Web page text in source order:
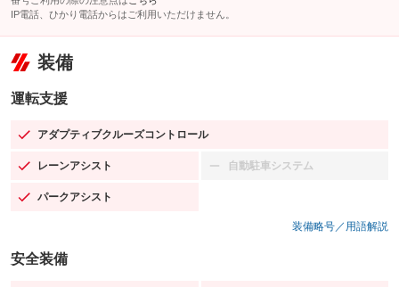
IP電話、ひかり電話からはご利用いただけません。
装備
運転支援
アダプティブクルーズコントロール
：装備あり
レーンアシスト
：装備あり 自動駐車システム
：装備なし
パークアシスト
：装備あり
装備略号／用語解説
安全装備